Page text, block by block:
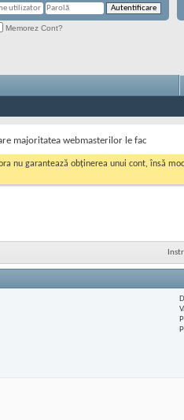
Memorez Cont?
majoritatea webmasterilor le fac
nu garantează obținerea unui cont, însă